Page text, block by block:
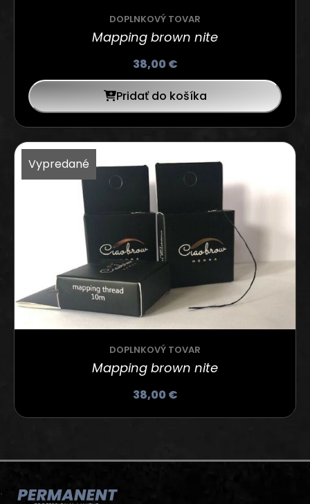
DOPLNKOVÝ TOVAR
Mapping brown nite
38,00€
Pridať do košíka
Vypredané
DOPLNKOVÝ TOVAR
Mapping brown nite
38,00€